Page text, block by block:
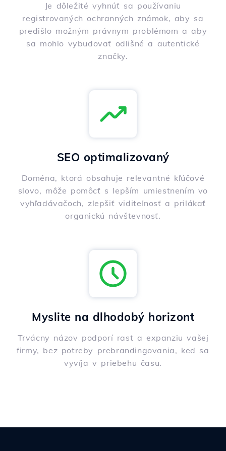
Je dôležité vyhnúť sa používaniu
registrovaných ochranných známok, aby sa
predišlo možným právnym problémom a aby
sa mohlo vybudovať odlišné a autentické
značky.
SEO optimalizovaný
Doména, ktorá obsahuje relevantné kľúčové
slovo, môže pomôcť s lepším umiestnením vo
vyhľadávačoch, zlepšiť viditeľnosť a prilákať
organickú návštevnosť.
Myslite na dlhodobý horizont
Trvácny názov podporí rast a expanziu vašej
firmy, bez potreby prebrandingovania, keď sa
vyvíja v priebehu času.